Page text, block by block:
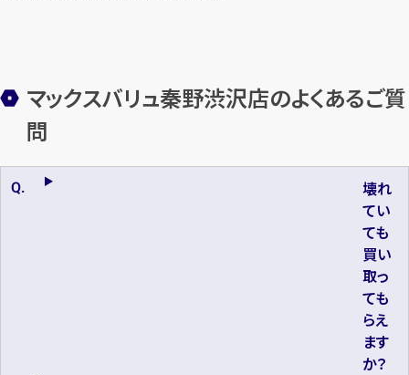
マックスバリュ秦野渋沢店のよくあるご質
問
壊れ
てい
ても
買い
取っ
ても
らえ
ます
か？